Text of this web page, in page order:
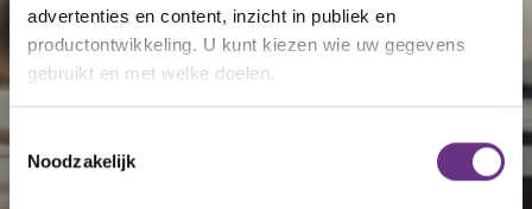
advertenties en content, inzicht in publiek en
productontwikkeling. U kunt kiezen wie uw gegevens
gebruikt en met welke doelen.
Informatie verzamelen over uw geografische
Toestemmingsselectie
Noodzakelijk